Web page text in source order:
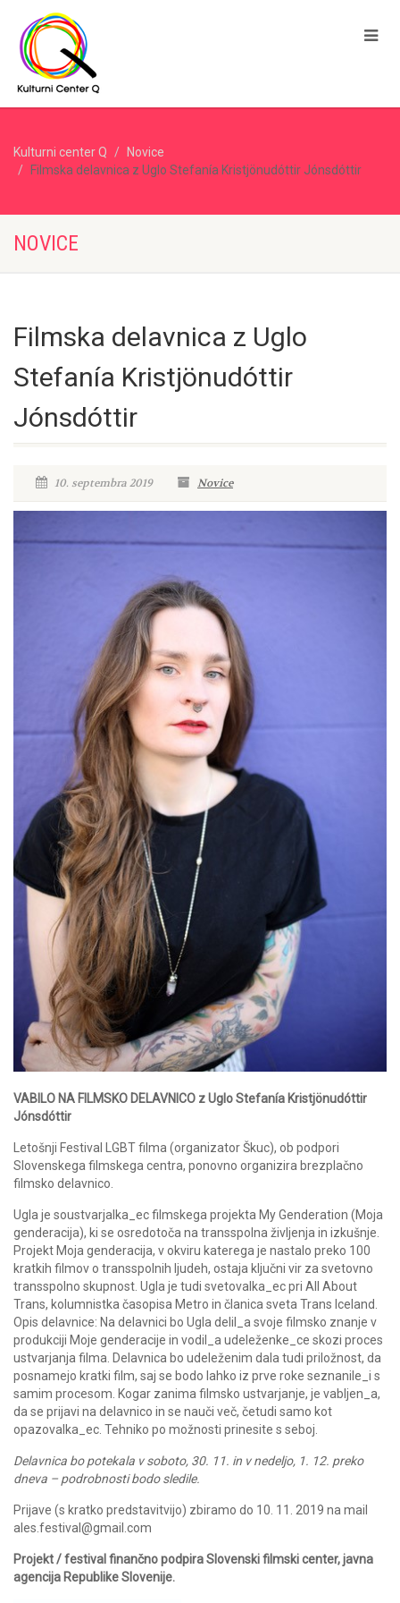
Kulturni center Q
Novice
Filmska delavnica z Uglo Stefanía Kristjönudóttir Jónsdóttir
NOVICE
Filmska delavnica z Uglo
Stefanía Kristjönudóttir
Jónsdóttir
10. septembra 2019 Novice
VABILO NA FILMSKO DELAVNICO z Uglo Stefanía Kristjönudóttir
Jónsdóttir
Letošnji Festival LGBT filma (organizator Škuc), ob podpori
Slovenskega filmskega centra, ponovno organizira brezplačno
filmsko delavnico.
Ugla je soustvarjalka_ec filmskega projekta My Genderation (Moja
genderacija), ki se osredotoča na transspolna življenja in izkušnje.
Projekt Moja genderacija, v okviru katerega je nastalo preko 100
kratkih filmov o transspolnih ljudeh, ostaja ključni vir za svetovno
transspolno skupnost. Ugla je tudi svetovalka_ec pri All About
Trans, kolumnistka časopisa Metro in članica sveta Trans Iceland.
Opis delavnice: Na delavnici bo Ugla delil_a svoje filmsko znanje v
produkciji Moje genderacije in vodil_a udeleženke_ce skozi proces
ustvarjanja filma. Delavnica bo udeleženim dala tudi priložnost, da
posnamejo kratki film, saj se bodo lahko iz prve roke seznanile_i s
samim procesom. Kogar zanima filmsko ustvarjanje, je vabljen_a,
da se prijavi na delavnico in se nauči več, četudi samo kot
opazovalka_ec. Tehniko po možnosti prinesite s seboj.
Delavnica bo potekala v soboto, 30. 11. in v nedeljo, 1. 12. preko
dneva – podrobnosti bodo sledile.
Prijave (s kratko predstavitvijo) zbiramo do 10. 11. 2019 na mail
ales.festival@gmail.com
Projekt / festival finančno podpira Slovenski filmski center, javna
agencija Republike Slovenije.